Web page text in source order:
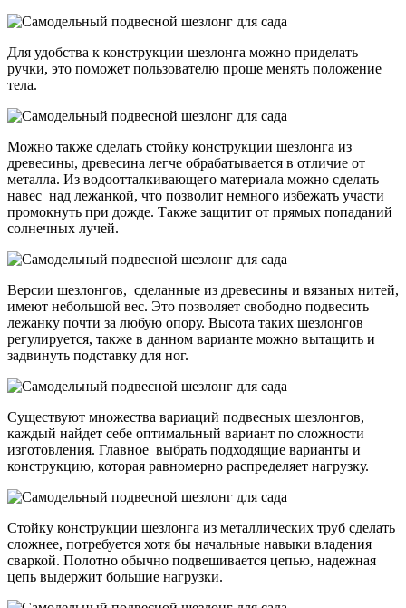
Для удобства к конструкции шезлонга можно приделать
ручки, это поможет пользователю проще менять положение
тела.
Можно также сделать стойку конструкции шезлонга из
древесины, древесина легче обрабатывается в отличие от
металла. Из водоотталкивающего материала можно сделать
навес над лежанкой, что позволит немного избежать участи
промокнуть при дожде. Также защитит от прямых попаданий
солнечных лучей.
Версии шезлонгов, сделанные из древесины и вязаных нитей,
имеют небольшой вес. Это позволяет свободно подвесить
лежанку почти за любую опору. Высота таких шезлонгов
регулируется, также в данном варианте можно вытащить и
задвинуть подставку для ног.
Существуют множества вариаций подвесных шезлонгов,
каждый найдет себе оптимальный вариант по сложности
изготовления. Главное выбрать подходящие варианты и
конструкцию, которая равномерно распределяет нагрузку.
Стойку конструкции шезлонга из металлических труб сделать
сложнее, потребуется хотя бы начальные навыки владения
сваркой. Полотно обычно подвешивается цепью, надежная
цепь выдержит большие нагрузки.